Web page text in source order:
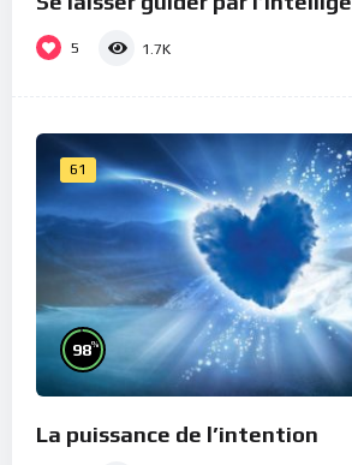
5 1.7K
61
98%
La puissance de l’intention